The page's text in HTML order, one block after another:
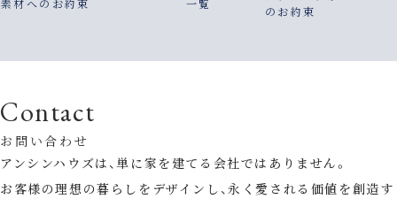
素材へのお約束 一覧
のお約束
Contact
お問い合わせ
アンシンハウズは、単に家を建てる会社ではありません。
お客様の理想の暮らしをデザインし、永く愛される価値を創造す